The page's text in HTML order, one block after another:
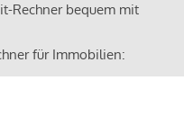
Rechner bequem mit
für Immobilien: